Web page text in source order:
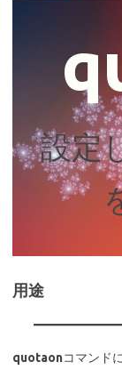
設定
用途
quotaonコマンド